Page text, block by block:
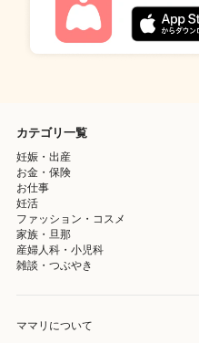
カテゴリ一覧
妊娠・出産
お金・保険
お仕事
妊活
ファッション・コスメ
家族・旦那
産婦人科・小児科
雑談・つぶやき
ママリについて